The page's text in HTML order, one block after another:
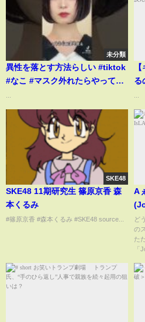
未分類
異性を落とす方法らしい #tiktok
#なこ #マスク外れたらやってみ
る
SKE48
SKE48 11期研究生 篠原京香 森
本くるみ
#篠原京香 #森本くるみ #SKE48 source...
A
ら
ど
の
た
「